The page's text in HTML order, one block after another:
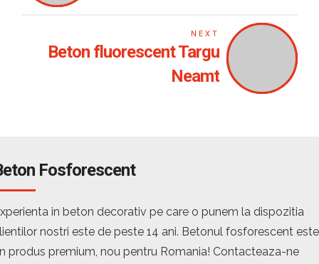
NEXT
Beton fluorescent Targu
Neamt
Fosforescent
in beton decorativ pe care o punem la dispozitia
nostri este de peste 14 ani. Betonul fosforescent este
produs premium, nou pentru Romania! Contacteaza-ne